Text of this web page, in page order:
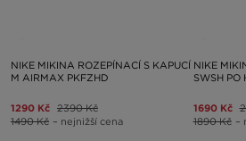
NIKE MIKINA ROZEPÍNACÍ S KAPUCÍ
M AIRMAX PKFZHD
1290 Kč 2390 Kč
1490 Kč – nejnižší cena
NIKE
SWSH PO
1690 Kč
1890 Kč –